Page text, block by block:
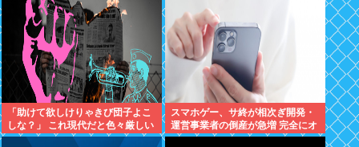
「助けて欲しけりゃきび団子よこ
しな？」 これ現代だと色々厳しい
よな
スマホゲー、サ終が相次ぎ開発・
運営事業者の倒産が急増 完全にオ
ワコンか